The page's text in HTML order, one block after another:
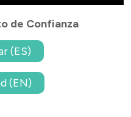
de Confianza
(ES)
(EN)